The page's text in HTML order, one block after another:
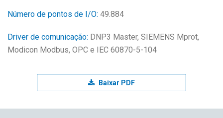
Número de pontos de I/O: 49.884
Driver de comunicação: DNP3 Master, SIEMENS Mprot,
Modicon Modbus, OPC e IEC 60870-5-104
Baixar PDF